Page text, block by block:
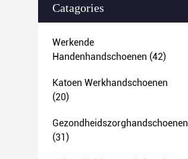
Catagories
Werkende
Handenhandschoenen (42)
Katoen Werkhandschoenen
(20)
Gezondheidszorghandschoenen
(31)